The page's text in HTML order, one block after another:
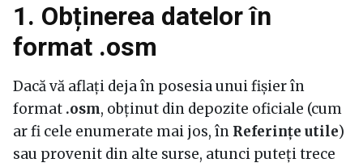
1. Obținerea datelor în
format .osm
Dacă vă aflați deja în posesia unui fișier în
format .osm, obținut din depozite oficiale (cum
ar fi cele enumerate mai jos, în Referințe utile)
sau provenit din alte surse, atunci puteți trece